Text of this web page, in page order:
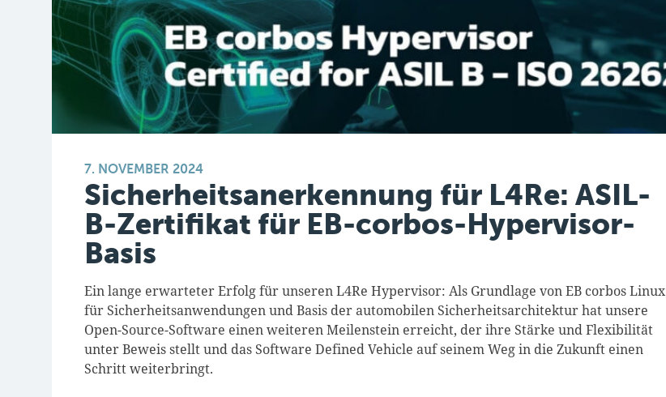
7. NOVEMBER 2024
Sicherheitsanerkennung für L4Re: ASIL-
B-Zertifikat für EB-corbos-Hypervisor-
Basis
Ein lange erwarteter Erfolg fürunseren L4Re Hypervisor: Als Grundlage von EB corbos Linux
für Sicherheitsanwendungen und Basis der automobilen Sicherheitsarchitektur hat unsere
Open-Source-Software einen weiteren Meilenstein erreicht, der ihre Stärke und Flexibilität
unter Beweis stellt und das Software Defined Vehicle auf seinem Weg in die Zukunft einen
Schritt weiterbringt.